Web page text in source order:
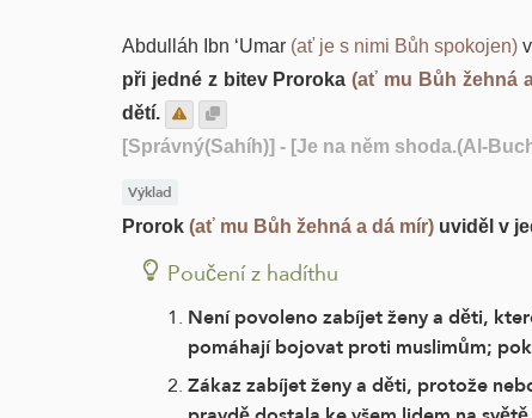
Abdulláh Ibn ‘Umar (ať je s nimi Bůh spokojen)
při jedné z bitev Proroka(ať mu Bůh žehná
dětí.
[Správný(Sahíh)] - [Je na něm shoda.(Al-
Výklad
Prorok (ať mu Bůh žehná a dá mír) uviděl v
Poučení z hadíthu
Není povoleno zabíjet ženy a děti,
pomáhají bojovat proti muslimům;
Zákaz zabíjet ženy a děti, protože